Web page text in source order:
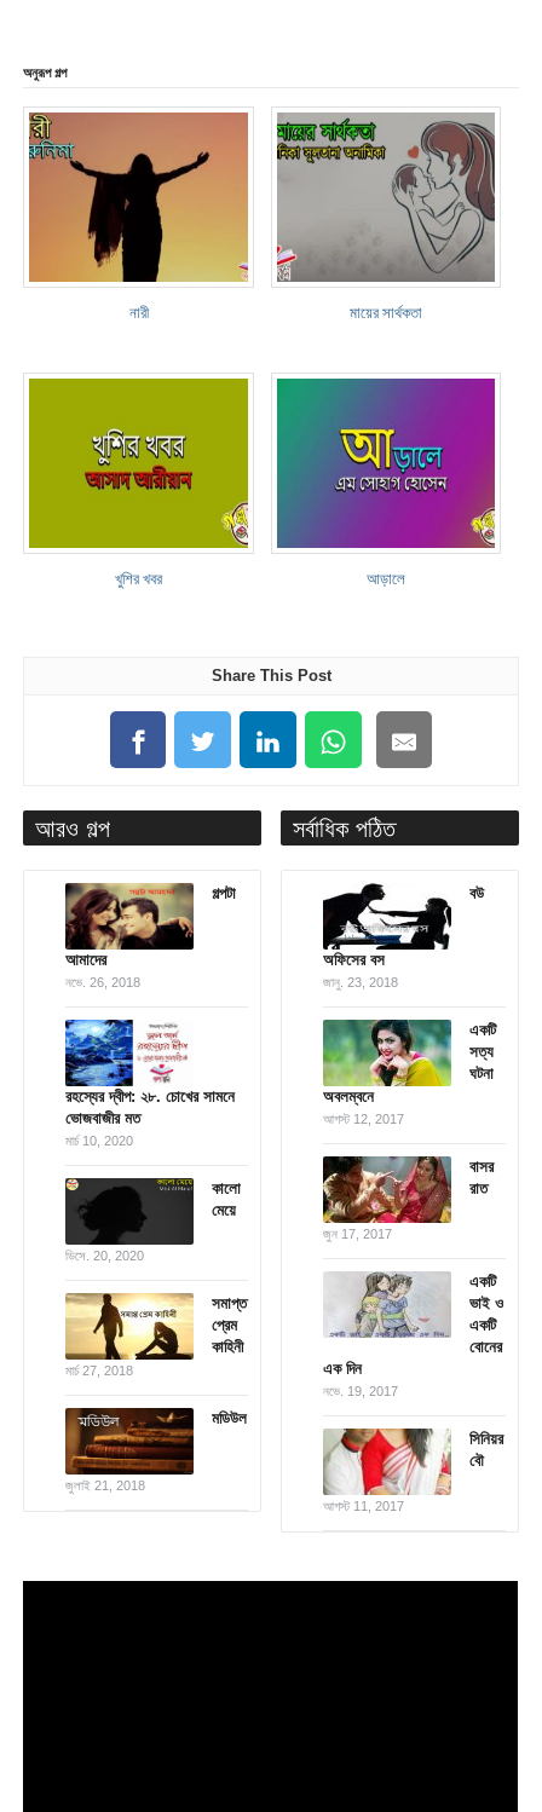
অনুরূপ গল্প
নারী মায়ের সার্থকতা
খুশির খবর আড়ালে
Share This Post
আরও গল্প
গল্পটা
আমাদের
নভে. 26, 2018
রহস্যের দ্বীপ: ২৮. চোখের সামনে
ভোজবাজীর মত
মার্চ 10, 2020
কালো
মেয়ে
ডিসে. 20, 2020
সমাপ্ত
প্রেম
কাহিনী
মার্চ 27, 2018
মডিউল
জুলাই 21, 2018
সর্বাধিক পঠিত
বউ
অফিসের বস
জানু. 23, 2018
একটি
সত্য
ঘটনা
অবলম্বনে
আগস্ট 12, 2017
বাসর
রাত
জুন 17, 2017
একটি
ভাই ও
একটি
বোনের
এক দিন
নভে. 19, 2017
সিনিয়র
বৌ
আগস্ট 11, 2017